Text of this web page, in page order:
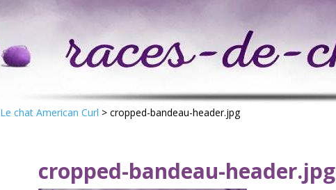
Le chat American Curl > cropped-bandeau-header.jpg
cropped-bandeau-header.jpg